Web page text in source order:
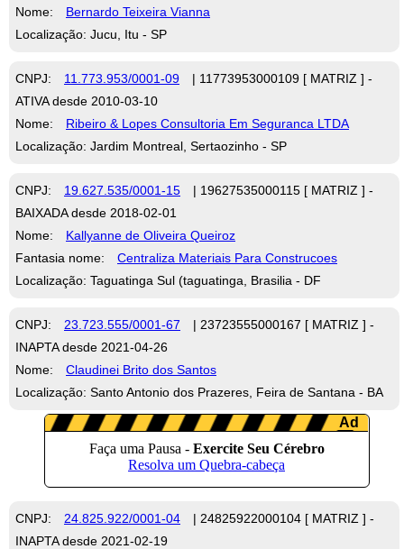
Nome:
Bernardo Teixeira Vianna
Localização: Jucu, Itu - SP
CNPJ: 11.773.953/0001-09
| 11773953000109 [ MATRIZ ] -
ATIVA desde 2010-03-10
Nome:
Ribeiro & Lopes Consultoria Em Seguranca LTDA
Localização: Jardim Montreal, Sertaozinho - SP
CNPJ: 19.627.535/0001-15
| 19627535000115 [ MATRIZ ] -
BAIXADA desde 2018-02-01
Nome:
Kallyanne de Oliveira Queiroz
Fantasia nome:
Centraliza Materiais Para Construcoes
Localização: Taguatinga Sul (taguatinga, Brasilia - DF
CNPJ: 23.723.555/0001-67
| 23723555000167 [ MATRIZ ] -
INAPTA desde 2021-04-26
Nome:
Claudinei Brito dos Santos
Localização: Santo Antonio dos Prazeres, Feira de Santana - BA
CNPJ: 24.825.922/0001-04
| 24825922000104 [ MATRIZ ] -
INAPTA desde 2021-02-19